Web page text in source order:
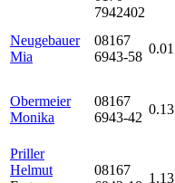
7942402
Neugebauer
Mia
08167
6943-58
0.01
Obermeier
Monika
08167
6943-42
0.13
Priller
Helmut
08167
1.13